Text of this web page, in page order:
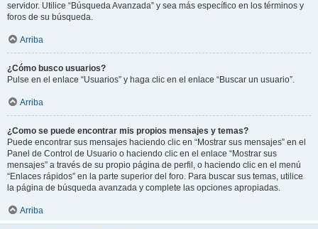
servidor. Utilice “Búsqueda Avanzada” y sea más específico en los términos y
foros de su búsqueda.
Arriba
¿Cómo busco usuarios?
Pulse en el enlace “Usuarios” y haga clic en el enlace “Buscar un usuario”.
Arriba
¿Como se puede encontrar mis propios mensajes y temas?
Puede encontrar sus mensajes haciendo clic en “Mostrar sus mensajes” en el
Panel de Control de Usuario o haciendo clic en el enlace “Mostrar sus
mensajes” a través de su propio página de perfil, o haciendo clic en el menú
“Enlaces rápidos” en la parte superior del foro. Para buscar sus temas, utilice
la página de búsqueda avanzada y complete las opciones apropiadas.
Arriba